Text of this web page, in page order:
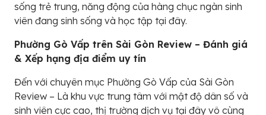
sống trẻ trung, năng động của hàng chục ngàn sinh
viên đang sinh sống và học tập tại đây.
Phường Gò Vấp trên Sài Gòn Review – Đánh giá
& Xếp hạng địa điểm uy tín
Đến với chuyên mục Phường Gò Vấp của Sài Gòn
Review – Là khu vực trung tâm với mật độ dân số và
sinh viên cực cao, thị trường dịch vụ tại đây vô cùng